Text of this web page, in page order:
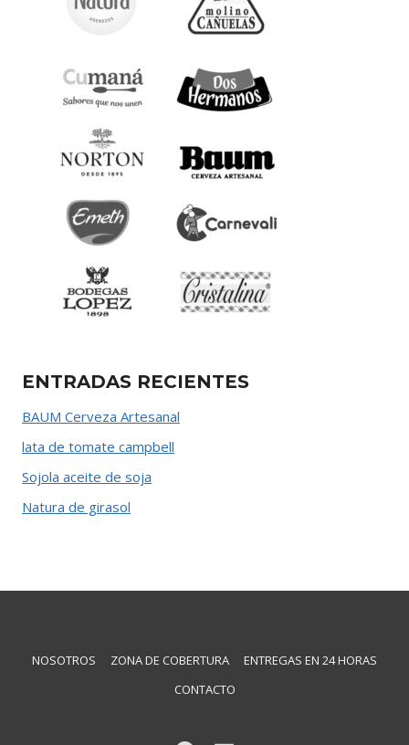
ENTRADAS RECIENTES
BAUM Cerveza Artesanal
lata de tomate campbell
Sojola aceite de soja
Natura de girasol
NOSOTROS ZONA DE COBERTURA
ENTREGAS EN 24 HORAS
CONTACTO